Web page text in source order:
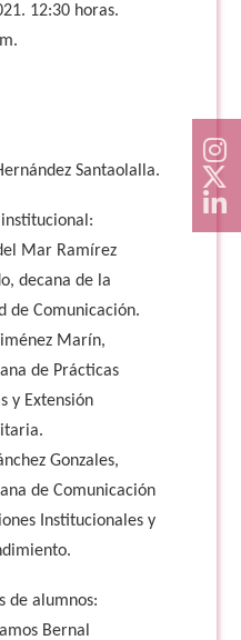
12:30 horas.
Santaolalla.
Mar Ramírez
decana de la
de Comunicación.
Marín,
de Prácticas
y Extensión
Gonzales,
de Comunicación
Institucionales y
de alumnos:
Bernal